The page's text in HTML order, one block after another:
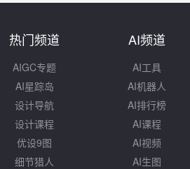
热门频道
AIGC专题
AI星踪岛
设计导航
设计课程
优设9图
细节猎人
AI频道
AI工具
AI机器人
AI排行榜
AI课程
AI视频
AI生图